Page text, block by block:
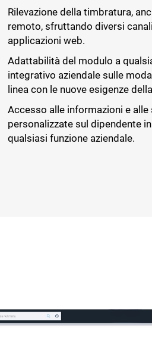
Rilevazione della timbratura,
remoto, sfruttando diversi
applicazioni web.
Adattabilità del modulo a
integrativo aziendale sulle
linea con le nuove esigenze
Accesso alle informazioni e
personalizzate sul dipendente
qualsiasi funzione aziendale.